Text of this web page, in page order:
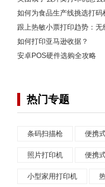
如何为食品生产线挑选打码
跟上热敏小票打印趋势：
如何打印亚马逊收据？
安卓POS硬件选购全攻略
热门专题
条码扫描枪 便携
照片打印机 便携
小型家用打印机